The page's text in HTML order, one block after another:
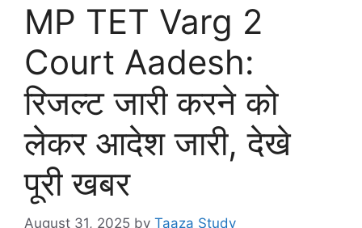
MP TET Varg 2
Court Aadesh:
रिजल्ट जारी करने को
लेकर आदेश जारी, देखे
पूरी खबर
August 31, 2025 by Taaza Study